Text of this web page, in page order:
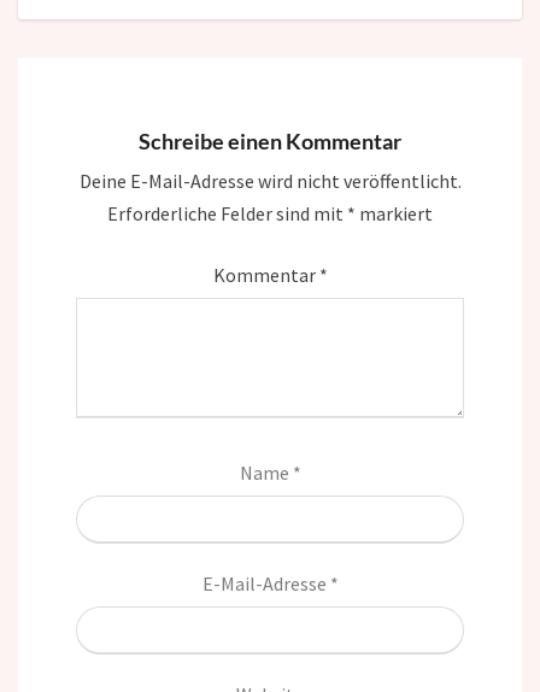
Schreibe einen Kommentar
Deine E-Mail-Adresse wird nicht veröffentlicht.
Erforderliche Felder sind mit * markiert
Kommentar *
Name *
E-Mail-Adresse *